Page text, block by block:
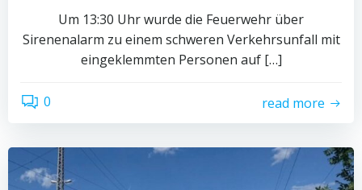
Um 13:30 Uhr wurde die Feuerwehr über
Sirenenalarm zu einem schweren Verkehrsunfall mit
eingeklemmten Personen auf […]
0 read more